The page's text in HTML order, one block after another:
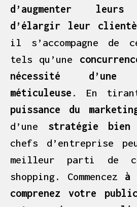
d’augmenter leurs
d’élargir leur
il s’accompagne de
tels qu’une
nécessité d’une
méticuleuse . En
puissance du
d’une stratégie bien
chefs d’entreprise
meilleur parti de
shopping. Commencez à
comprenez votre